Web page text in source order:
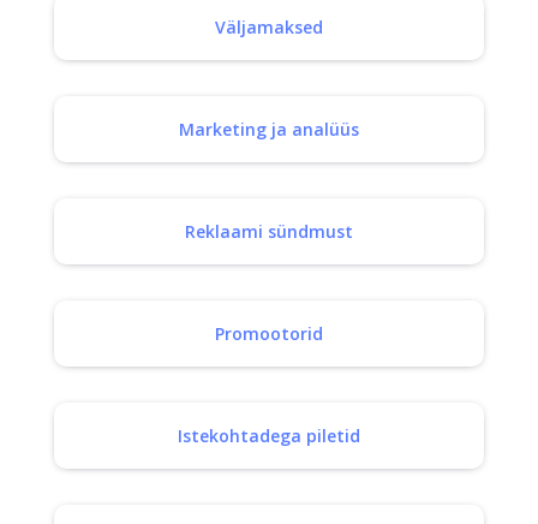
Väljamaksed
Marketing ja analüüs
Reklaami sündmust
Promootorid
Istekohtadega piletid